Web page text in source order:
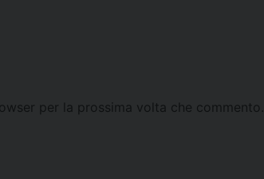
per la prossima volta che commento.